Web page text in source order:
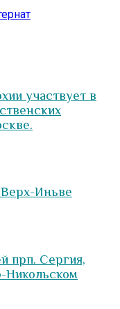
участвует в
Иньве
прп. Сергия,
Никольском